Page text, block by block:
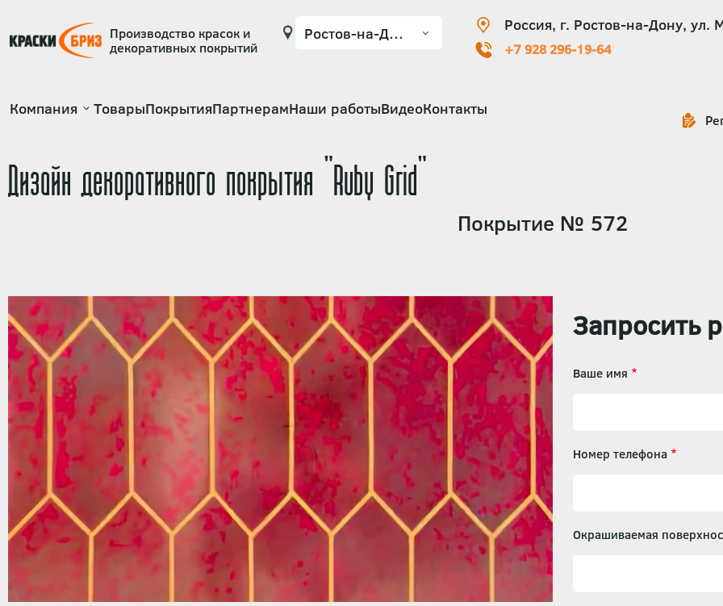
Производство красок и
декоративных покрытий
Россия, г. Ростов-на-Дону, ул.
+7 928 296-19-64
Основная
Компания ТоварыПокрытияПартнерамНаши работыВидеоКонтакты
Дизайн декоративного покрытия "Ruby Grid"
Покрытие № 572
Запросить
Ваше имя
Номер телефона
Окрашиваемая